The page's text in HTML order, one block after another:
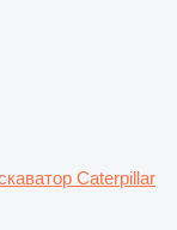
Caterpillar